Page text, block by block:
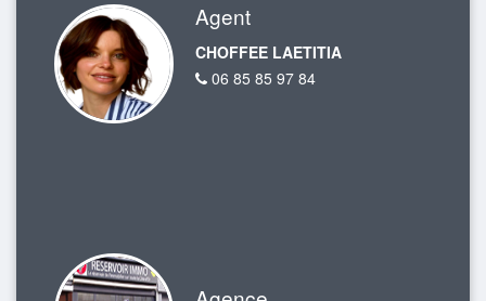
Agent
CHOFFEE LAETITIA
06 85 85 97 84